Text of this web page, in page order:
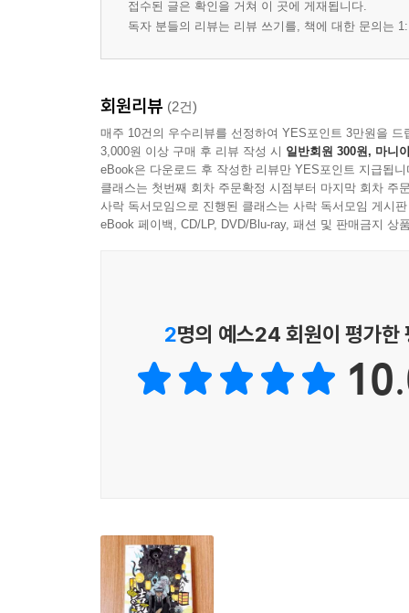
접수된 글은 확인을 거쳐 이 곳에 게재됩니다.
독자 분들의 리뷰는 리뷰 쓰기를, 책에 대한 문의는
회원리뷰 (2건)
매주 10건의 우수리뷰를 선정하여 YES포인트 3만원을 드
3,000원 이상 구매 후 리뷰 작성 시 일반회원 300원, 마니
eBook은 다운로드 후 작성한 리뷰만 YES포인트 지급됩니
클래스는 첫번째 회차 주문확정 시점부터 마지막 회차 주
사락 독서모임으로 진행된 클래스는 사락 독서모임 게시
eBook 페이백, CD/LP, DVD/Blu-ray, 패션 및 판매금지 상
2명의 예스24 회원이 평가한